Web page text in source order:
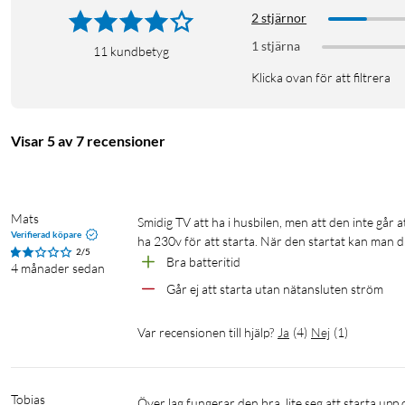
De inbyggda soundbar-högtalarna med Dolby Digital Plus ger
i köket eller njuter av solnedgången vid tältplatsen.
Skärmstorlek: 24 tum (60 cm)
Upplösning: Full HD (1920 x 1080 px)
Paneltyp: LED LCD
Smart TV-plattform: Google TV
Wi-Fi: Ja (802.11ac)
11 kundbetyg
2 stjärnor
1 stjärna
Klicka ovan för att filtrera
Visar 5 av 7 recensioner
Mats
Verifierad köpare
2/5
4 månader sedan
Smidig TV att ha i husbilen, men att den inte går att starta på batteri är ett stort minus! Går den ner i viloläge så måste den
ha 230v för att starta. När den startat kan man
Bra batteritid
Går ej att starta utan nätansluten ström
Var recensionen till hjälp? Ja (4) Nej (1)
Tobias